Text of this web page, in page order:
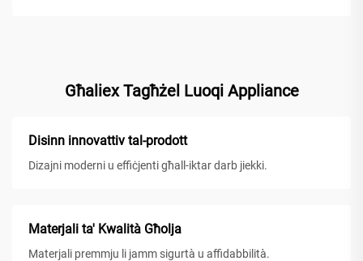
Għaliex Tagħżel Luoqi Appliance
Disinn innovattiv tal-prodott
Dizajni moderni u effiċjenti għall-iktar darb jiekki.
Materjali ta' Kwalità Għolja
Materjali premmju li jamm sigurtà u affidabbilità.